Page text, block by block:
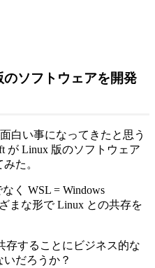
ソフトウェアを開発
白い事になってきたと思う
が Linux 版のソフトウェア
た。
く WSL = Windows
まな形で Linux との共存を
存することにビジネス的な
だろうか？